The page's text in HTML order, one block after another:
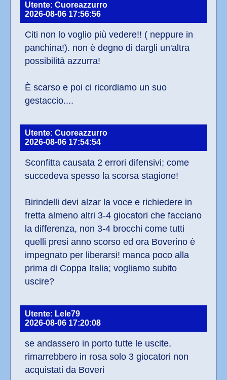
Utente: Cuoreazzurro
2026-08-06 17:56:56
Citi non lo voglio più vedere!! ( neppure in
panchina!). non è degno di dargli un'altra
possibilità azzurra!
È scarso e poi ci ricordiamo un suo
gestaccio....
Utente: Cuoreazzurro
2026-08-06 17:54:54
Sconfitta causata 2 errori difensivi; come
succedeva spesso la scorsa stagione!
Birindelli devi alzar la voce e richiedere in
fretta almeno altri 3-4 giocatori che facciano
la differenza, non 3-4 brocchi come tutti
quelli presi anno scorso ed ora Boverino è
impegnato per liberarsi! manca poco alla
prima di Coppa Italia; vogliamo subito
uscire?
Utente: Lele79
2026-08-06 17:20:08
se andassero in porto tutte le uscite,
rimarrebbero in rosa solo 3 giocatori non
acquistati da Boveri